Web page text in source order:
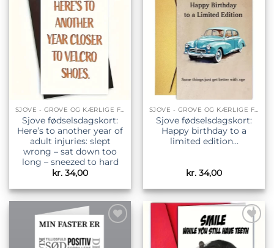
Tilføj til
ønskeliste
SJOVE - GROVE OG KÆRLIGE FØDSELSDAGSKORT
Sjove fødselsdagskort:
Here’s to another year of
adult injuries: slept
wrong – sat down too
long – sneezed to hard
kr. 34,00
Tilføj til
ønskeliste
SJOVE - GROVE OG KÆRLIGE FØDSELSDAGSKORT
Sjove fødselsdagskort:
Happy birthday to a
limited edition…
kr. 34,00
ønskeliste
Tilføj til
ønskeliste